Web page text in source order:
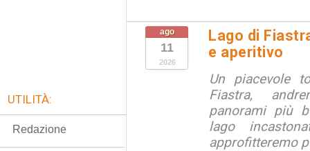
ago
11
2026
Lago di
e aperitivo
Un piacevole
Fiastra,
panorami più
lago
approfitteremo
UTILITÀ:
Redazione